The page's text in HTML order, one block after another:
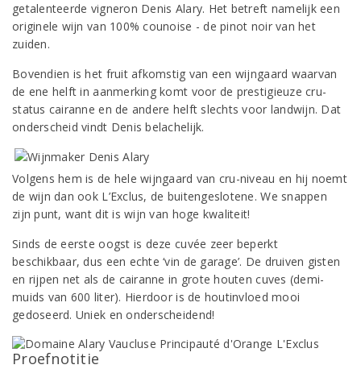
getalenteerde vigneron Denis Alary. Het betreft namelijk een
originele wijn van 100% counoise - de pinot noir van het
zuiden.
Bovendien is het fruit afkomstig van een wijngaard waarvan
de ene helft in aanmerking komt voor de prestigieuze cru-
status cairanne en de andere helft slechts voor landwijn. Dat
onderscheid vindt Denis belachelijk.
Volgens hem is de hele wijngaard van cru-niveau en hij noemt
de wijn dan ook L’Exclus, de buitengeslotene. We snappen
zijn punt, want dit is wijn van hoge kwaliteit!
Sinds de eerste oogst is deze cuvée zeer beperkt
beschikbaar, dus een echte ‘vin de garage’. De druiven gisten
en rijpen net als de cairanne in grote houten cuves (demi-
muids van 600 liter). Hierdoor is de houtinvloed mooi
gedoseerd. Uniek en onderscheidend!
Proefnotitie